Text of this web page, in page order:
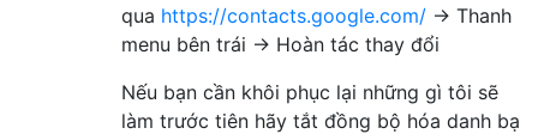
qua https://contacts.google.com/ → Thanh
menu bên trái → Hoàn tác thay đổi
Nếu bạn cần khôi phục lại những gì tôi sẽ
làm trước tiên hãy tắt đồng bộ hóa danh bạ